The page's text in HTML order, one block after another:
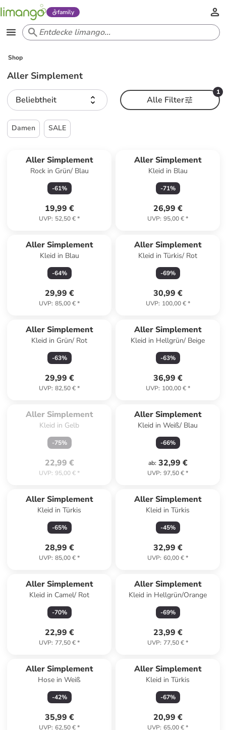
family
Shop
Aller Simplement
Beliebtheit
1
Alle Filter
Damen SALE
Aller Simplement
Rock in Grün/ Blau
-61%
19,99 €
UVP: 52,50 €*
Aller Simplement
Kleid in Blau
-71%
26,99 €
UVP: 95,00 €*
Aller Simplement
Kleid in Blau
-64%
29,99 €
UVP: 85,00 €*
Aller Simplement
Kleid in Türkis/ Rot
-69%
30,99 €
UVP: 100,00 €*
Aller Simplement
Kleid in Grün/ Rot
-63%
29,99 €
UVP: 82,50 €*
Aller Simplement
Kleid in Hellgrün/ Beige
-63%
36,99 €
UVP: 100,00 €*
Aller Simplement
Kleid in Gelb
-75%
22,99 €
UVP: 95,00 €*
Aller Simplement
Kleid in Weiß/ Blau
-66%
ab: 32,99 €
UVP: 97,50 €*
Aller Simplement
Kleid in Türkis
-65%
28,99 €
UVP: 85,00 €*
Aller Simplement
Kleid in Türkis
-45%
32,99 €
UVP: 60,00 €*
Aller Simplement
Kleid in Camel/ Rot
-70%
22,99 €
UVP: 77,50 €*
Aller Simplement
Kleid in Hellgrün/Orange
-69%
23,99 €
UVP: 77,50 €*
Aller Simplement
Hose in Weiß
-42%
35,99 €
UVP: 62,50 €*
Aller Simplement
Kleid in Türkis
-67%
20,99 €
UVP: 65,00 €*